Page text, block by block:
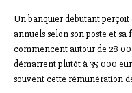
Un banquier débutant perçoit
annuels selon son poste et
commencent autour de 28
démarrent plutôt à 35 000
souvent cette rémunération